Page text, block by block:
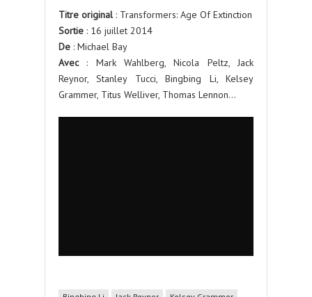
Titre original: Transformers: Age Of Extinction
Sortie : 16 juillet 2014
De : Michael Bay
Avec: Mark Wahlberg, Nicola Peltz, Jack
Reynor, Stanley Tucci, Bingbing Li, Kelsey
Grammer, Titus Welliver, Thomas Lennon…